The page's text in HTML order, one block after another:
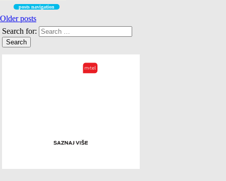
posts navigation
Older posts
Search for: